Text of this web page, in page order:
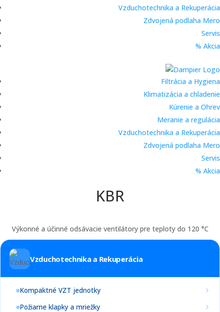
Vzduchotechnika a Rekuperácia
Zdvojená podlaha Mero
Servis
% Akcia
Filtrácia a Hygiena
Klimatizácia a chladenie
Kúrenie a Ohrev
Meranie a regulácia
Vzduchotechnika a Rekuperácia
Zdvojená podlaha Mero
Servis
% Akcia
KBR
Výkonné a účinné odsávacie ventilátory pre teploty do 120 °C
Vzduchotechnika a Rekuperácia
Kompaktné VZT jednotky
Požiarne klapky a mriežky